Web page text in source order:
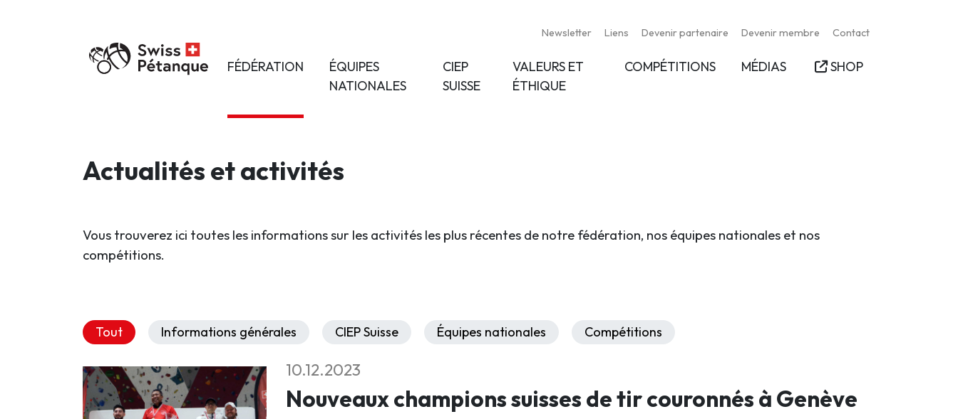
Newsletter Liens Devenir partenaire Devenir membre Contact
FÉDÉRATION
ÉQUIPES
NATIONALES
CIEP
SUISSE
VALEURS ET
ÉTHIQUE
COMPÉTITIONS MÉDIAS SHOP
Actualités et activités
Vous trouverez ici toutes les informations sur les activités les plus récentes de notre fédération, nos équipes nationales et nos
compétitions.
Tout Informations générales CIEP Suisse Équipes nationales Compétitions
10.12.2023
Nouveaux champions suisses de tir couronnés à Genève